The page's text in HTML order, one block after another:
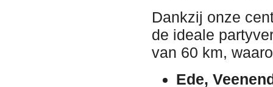
Dankzij onze
de ideale
van 60 km,
Ede,